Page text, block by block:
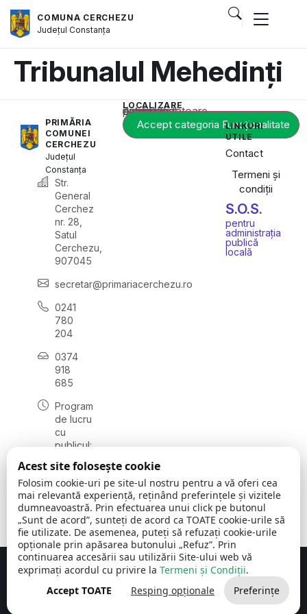
COMUNA CERCHEZU
JudețulConstanța
Tribunalul Mehedinți
PRIMĂRIA
COMUNEI
CERCHEZU
Județul
Constanța
Str.
General
Cerchez
nr. 28,
Satul
Cerchezu,
907045
secretar@primariacerchezu.ro
0241
780
204
0374
918
685
Program
de lucru
cu
publicul:
08:00 -
16:30
, vineri:
08:00 -
14:00
LOCALIZARE
Acest conținut este blocat până când acceptați categoria corespunzătoare de cookie-uri.
Accept categoria Funcționalitate
LINKURI
UTILE
Contact
Termeni și
condiții
S.O.S.
pentru
administrația
publică
locală
Comuna Cerchezu © 2026Toate drepturile rezervate
Concept realizat de Big Media Relații Publice SRL
Acest site folosește cookie
Folosim cookie-uri pe site-ul nostru pentru a vă oferi cea
mai relevantă experiență, reținând preferințele și vizitele
dumneavoastră. Prin efectuarea unui click pe butonul
„Sunt de acord”, sunteți de acord ca TOATE cookie-urile să
fie utilizate. De asemenea, puteți să refuzați cookie-urile
opționale prin apăsarea butonului „Refuz”. Prin
continuarea accesării sau utilizării Site-ului web vă
exprimați acordul cu privire la Termeni și Condiții.
Accept TOATE
Resping opționale Preferințe